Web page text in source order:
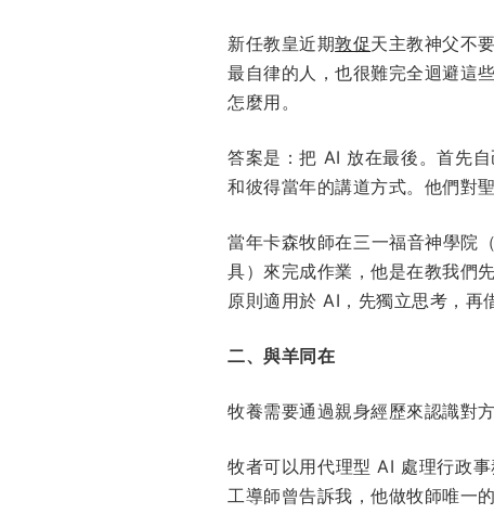
新任教皇近期敦促天主教神父不
最自律的人，也很難完全迴避這
怎麼用。
答案是：把 AI 放在最後。首先
和彼得當年的講道方式。他們對
當年卡森牧師在三一福音神學
具）來完成作業，他是在教我們
原則適用於 AI，先獨立思考，再
二、與羊同在
牧養需要通過親身經歷來認識對
牧者可以用代理型 AI 處理行政
工導師曾告訴我，他做牧師唯一